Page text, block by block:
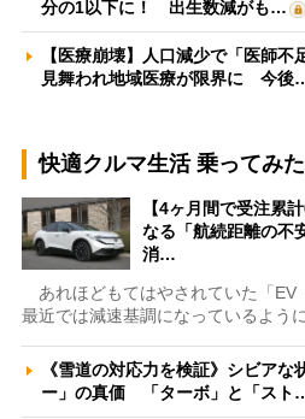
分の1以下に！ 出生数減がも…
【医療崩壊】人口減少で「医師
見舞われ地域医療が限界に 今後
快適クルマ生活 乗ってみ
【4ヶ月間で受注累
なる「航続距離の不
消…
あれほどもてはやされていた「EV
最近では減速基調になっているよう
《雪道の対応力を検証》シビア
ー」の真価 「ターボ」と「スト